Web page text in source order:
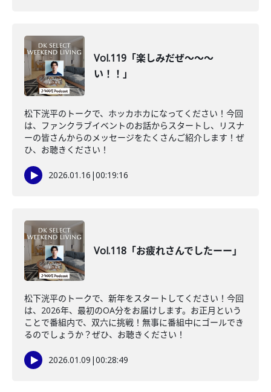
Vol.119「楽しみだぜ〜〜〜
い！！」
松下洸平のトークで、ホッカホカになってください！今回
は、ファンクラブイベントのお話からスタートし、リスナ
ーの皆さんからのメッセージをたくさんご紹介します！ぜ
ひ、お聴きください！
2026.01.16 |00:19:16
Vol.118「お疲れさんでしたーー」
松下洸平のトークで、新年をスタートしてください！今回
は、2026年、最初のOA分をお届けします。お正月という
ことで番組内で、双六に挑戦！無事に番組中にゴールでき
るのでしょうか？ぜひ、お聴きください！
2026.01.09 |00:28:49